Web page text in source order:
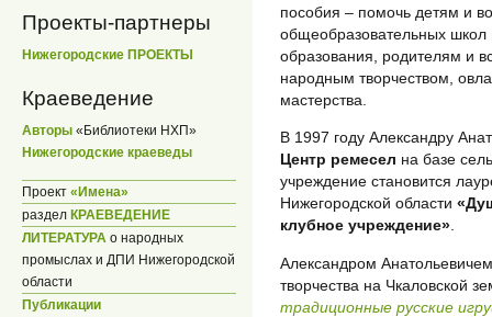
Проекты-партнеры
Нижегородские ПРОЕКТЫ
Краеведение
Авторы «Библиотеки НХП»
Нижегородские краеведы
Проект «Имена»
раздел КРАЕВЕДЕНИЕ
ЛИТЕРАТУРА о народных
промыслах и ДПИ Нижегородской
области
Публикации
пособия – помочь детям и
общеобразовательных школ
образования, родителям и
народным творчеством,
мастерства.
В 1997 году Александру
Центр ремесел на базе
учреждение становится
Нижегородской области
клубное учреждение».
Александром
творчества на Чкаловской
традиционные русские